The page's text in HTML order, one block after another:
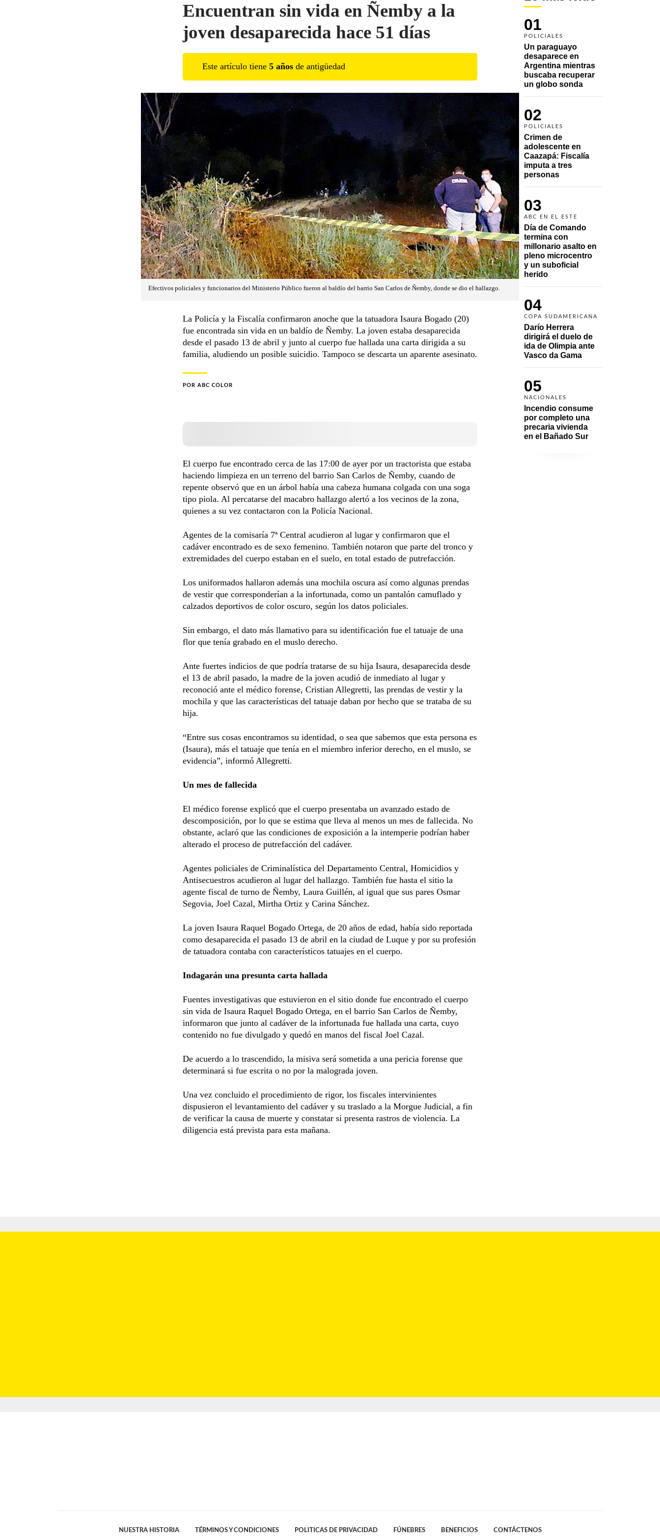
01
POLICIALES
Un paraguayo
desaparece en
Argentina mientras
buscaba recuperar
un globo sonda
02
POLICIALES
Crimen de
adolescente en
Caazapá: Fiscalía
imputa a tres
personas
03
ABC EN EL ESTE
Día de Comando
termina con
millonario asalto en
pleno microcentro
y un suboficial
herido
04
COPA SUDAMERICANA
Darío Herrera
dirigirá el duelo de
ida de Olimpia ante
Vasco da Gama
05
NACIONALES
Incendio consume
por completo una
precaria vivienda
en el Bañado Sur
Encuentran sin vida en Ñemby a la
joven desaparecida hace 51 días
Este artículo tiene 5 años de antigüedad
Efectivos policiales y funcionarios del Ministerio Público fueron al baldío del barrio San Carlos de Ñemby, donde se dio el hallazgo.
La Policía y la Fiscalía confirmaron anoche que la tatuadora Isaura Bogado (20)
fue encontrada sin vida en un baldío de Ñemby. La joven estaba desaparecida
desde el pasado 13 de abril y junto al cuerpo fue hallada una carta dirigida a su
familia, aludiendo un posible suicidio. Tampoco se descarta un aparente asesinato.
POR ABC COLOR
El cuerpo fue encontrado cerca de las 17:00 de ayer por un tractorista que estaba
haciendo limpieza en un terreno del barrio San Carlos de Ñemby, cuando de
repente observó que en un árbol había una cabeza humana colgada con una soga
tipo piola. Al percatarse del macabro hallazgo alertó a los vecinos de la zona,
quienes a su vez contactaron con la Policía Nacional.
Agentes de la comisaría 7ª Central acudieron al lugar y confirmaron que el
cadáver encontrado es de sexo femenino. También notaron que parte del tronco y
extremidades del cuerpo estaban en el suelo, en total estado de putrefacción.
Los uniformados hallaron además una mochila oscura así como algunas prendas
de vestir que corresponderían a la infortunada, como un pantalón camuflado y
calzados deportivos de color oscuro, según los datos policiales.
Sin embargo, el dato más llamativo para su identificación fue el tatuaje de una
flor que tenía grabado en el muslo derecho.
Ante fuertes indicios de que podría tratarse de su hija Isaura, desaparecida desde
el 13 de abril pasado, la madre de la joven acudió de inmediato al lugar y
reconoció ante el médico forense, Cristian Allegretti, las prendas de vestir y la
mochila y que las características del tatuaje daban por hecho que se trataba de su
hija.
“Entre sus cosas encontramos su identidad, o sea que sabemos que esta persona es
(Isaura), más el tatuaje que tenía en el miembro inferior derecho, en el muslo, se
evidencia”, informó Allegretti.
Un mes de fallecida
El médico forense explicó que el cuerpo presentaba un avanzado estado de
descomposición, por lo que se estima que lleva al menos un mes de fallecida. No
obstante, aclaró que las condiciones de exposición a la intemperie podrían haber
alterado el proceso de putrefacción del cadáver.
Agentes policiales de Criminalística del Departamento Central, Homicidios y
Antisecuestros acudieron al lugar del hallazgo. También fue hasta el sitio la
agente fiscal de turno de Ñemby, Laura Guillén, al igual que sus pares Osmar
Segovia, Joel Cazal, Mirtha Ortiz y Carina Sánchez.
La joven Isaura Raquel Bogado Ortega, de 20 años de edad, había sido reportada
como desaparecida el pasado 13 de abril en la ciudad de Luque y por su profesión
de tatuadora contaba con característicos tatuajes en el cuerpo.
Indagarán una presunta carta hallada
Fuentes investigativas que estuvieron en el sitio donde fue encontrado el cuerpo
sin vida de Isaura Raquel Bogado Ortega, en el barrio San Carlos de Ñemby,
informaron que junto al cadáver de la infortunada fue hallada una carta, cuyo
contenido no fue divulgado y quedó en manos del fiscal Joel Cazal.
De acuerdo a lo trascendido, la misiva será sometida a una pericia forense que
determinará si fue escrita o no por la malograda joven.
Una vez concluido el procedimiento de rigor, los fiscales intervinientes
dispusieron el levantamiento del cadáver y su traslado a la Morgue Judicial, a fin
de verificar la causa de muerte y constatar si presenta rastros de violencia. La
diligencia está prevista para esta mañana.
NUESTRA HISTORIA TÉRMINOS Y CONDICIONES POLITICAS DE PRIVACIDAD FÚNEBRES BENEFICIOS CONTÁCTENOS